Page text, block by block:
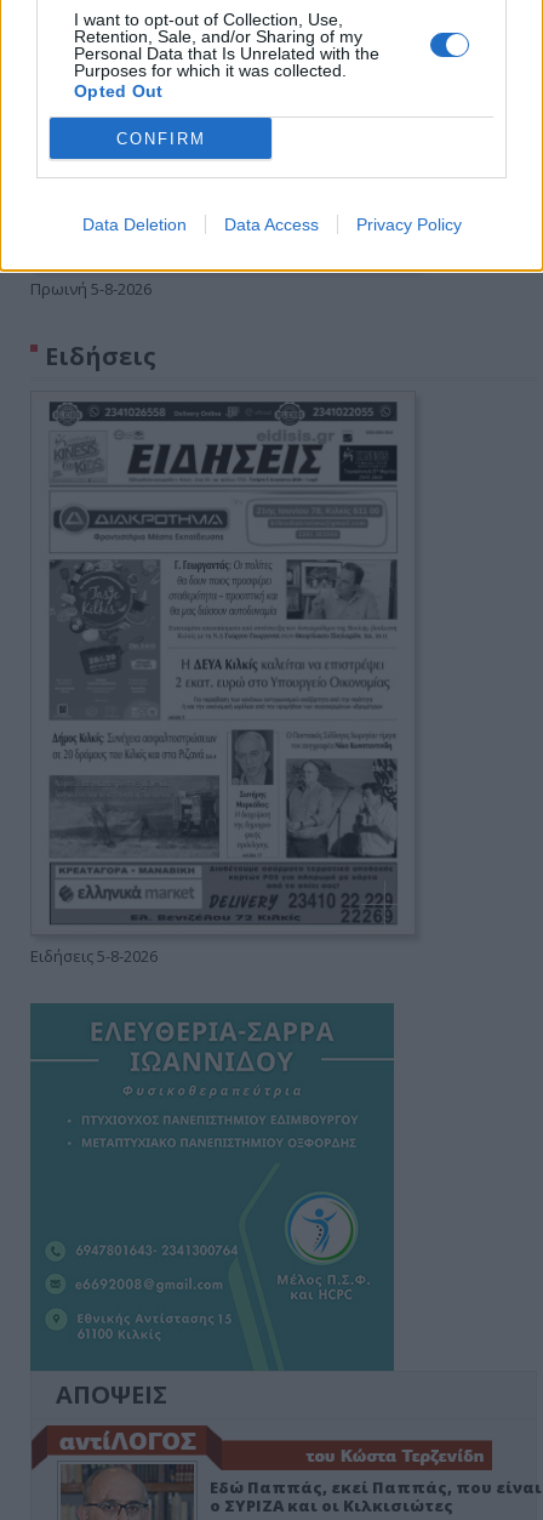
I want to opt-out of Collection, Use,
Retention, Sale, and/or Sharing of my
Personal Data that Is Unrelated with the
Purposes for which it was collected.
Opted Out
CONFIRM
Data Deletion Data Access Privacy Policy
Πρωινή 5-8-2026
Ειδήσεις
Ειδήσεις 5-8-2026
ΑΠΟΨΕΙΣ
Εδώ Παππάς, εκεί Παππάς, που είναι
ο ΣΥΡΙΖΑ και οι Κιλκισιώτες